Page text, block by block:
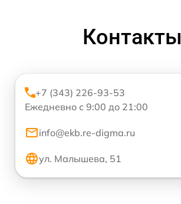
Контакты
+7 (343) 226-93-53
Ежедневно с 9:00 до 21:00
info@ekb.re-digma.ru
ул. Малышева, 51